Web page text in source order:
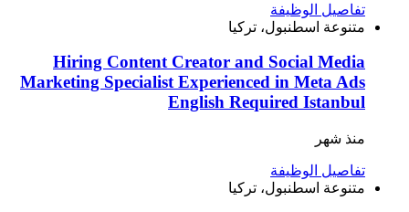
تفاصيل الوظيفة
متنوعة اسطنبول، تركيا
Hiring Content Creator and Social Media
Marketing Specialist Experienced in Meta Ads
English Required Istanbul
منذ شهر
تفاصيل الوظيفة
متنوعة اسطنبول، تركيا